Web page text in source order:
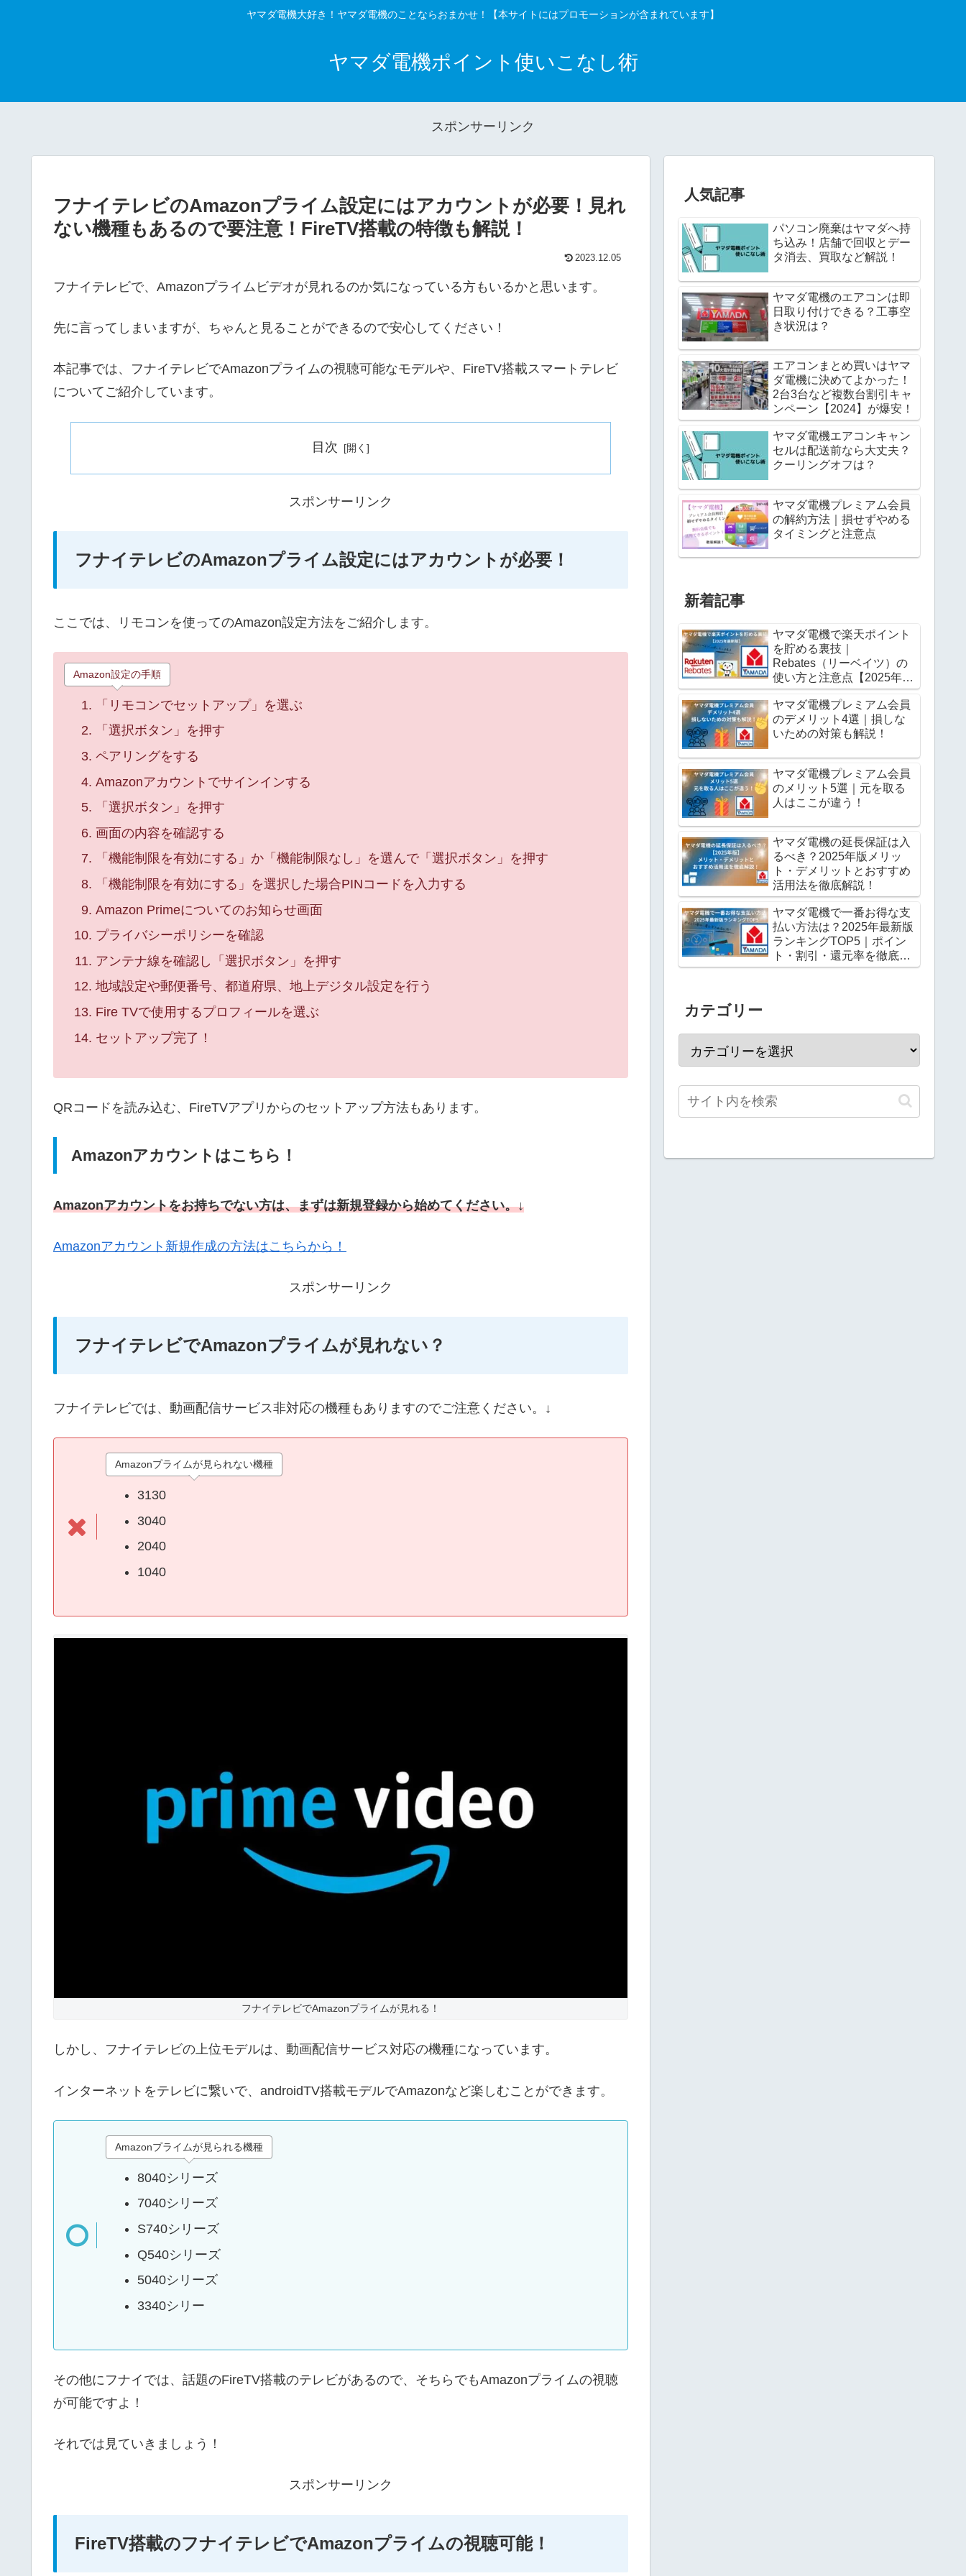
ヤマダ電機大好き！ヤマダ電機のことならおまかせ！【本サイトにはプロモーションが含まれています】
ヤマダ電機ポイント使いこなし術
スポンサーリンク
フナイテレビのAmazonプライム設定にはアカウントが必要！見れ
ない機種もあるので要注意！FireTV搭載の特徴も解説！
2023.12.05
フナイテレビで、Amazonプライムビデオが見れるのか気になっている方もいるかと思います。
先に言ってしまいますが、ちゃんと見ることができるので安心してください！
本記事では、フナイテレビでAmazonプライムの視聴可能なモデルや、FireTV搭載スマートテレビ
についてご紹介しています。
目次
スポンサーリンク
フナイテレビのAmazonプライム設定にはアカウントが必要！
ここでは、リモコンを使ってのAmazon設定方法をご紹介します。
Amazon設定の手順
「リモコンでセットアップ」を選ぶ
「選択ボタン」を押す
ペアリングをする
Amazonアカウントでサインインする
「選択ボタン」を押す
画面の内容を確認する
「機能制限を有効にする」か「機能制限なし」を選んで「選択ボタン」を押す
「機能制限を有効にする」を選択した場合PINコードを入力する
Amazon Primeについてのお知らせ画面
プライバシーポリシーを確認
アンテナ線を確認し「選択ボタン」を押す
地域設定や郵便番号、都道府県、地上デジタル設定を行う
Fire TVで使用するプロフィールを選ぶ
セットアップ完了！
QRコードを読み込む、FireTVアプリからのセットアップ方法もあります。
Amazonアカウントはこちら！
Amazonアカウントをお持ちでない方は、まずは新規登録から始めてください。↓
Amazonアカウント新規作成の方法はこちらから！
スポンサーリンク
フナイテレビでAmazonプライムが見れない？
フナイテレビでは、動画配信サービス非対応の機種もありますのでご注意ください。↓
Amazonプライムが見られない機種
3130
3040
2040
1040
フナイテレビでAmazonプライムが見れる！
しかし、フナイテレビの上位モデルは、動画配信サービス対応の機種になっています。
インターネットをテレビに繋いで、androidTV搭載モデルでAmazonなど楽しむことができます。
Amazonプライムが見られる機種
8040シリーズ
7040シリーズ
S740シリーズ
Q540シリーズ
5040シリーズ
3340シリー
その他にフナイでは、話題のFireTV搭載のテレビがあるので、そちらでもAmazonプライムの視聴
が可能ですよ！
それでは見ていきましょう！
スポンサーリンク
FireTV搭載のフナイテレビでAmazonプライムの視聴可能！
人気記事
パソコン廃棄はヤマダへ持
ち込み！店舗で回収とデー
タ消去、買取など解説！
ヤマダ電機のエアコンは即
日取り付けできる？工事空
き状況は？
エアコンまとめ買いはヤマ
ダ電機に決めてよかった！
2台3台など複数台割引キャ
ンペーン【2024】が爆安！
ヤマダ電機エアコンキャン
セルは配送前なら大丈夫？
クーリングオフは？
ヤマダ電機プレミアム会員
の解約方法｜損せずやめる
タイミングと注意点
新着記事
ヤマダ電機で楽天ポイント
を貯める裏技｜
Rebates（リーベイツ）の
使い方と注意点【2025年最
新版】
ヤマダ電機プレミアム会員
のデメリット4選｜損しな
いための対策も解説！
ヤマダ電機プレミアム会員
のメリット5選｜元を取る
人はここが違う！
ヤマダ電機の延長保証は入
るべき？2025年版メリッ
ト・デメリットとおすすめ
活用法を徹底解説！
ヤマダ電機で一番お得な支
払い方法は？2025年最新版
ランキングTOP5｜ポイン
ト・割引・還元率を徹底比
較！
カテゴリー